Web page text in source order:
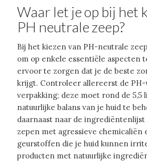
Waar let je op bij het
PH neutrale zeep?
Bij het kiezen van PH-neutrale
om op enkele essentiële aspecten
ervoor te zorgen dat je de beste
krijgt. Controleer allereerst de PH-
verpakking; deze moet rond de 5,5
natuurlijke balans van je huid te
daarnaast naar de
zepen met agressieve chemicaliën
geurstoffen die je huid kunnen
producten met natuurlijke